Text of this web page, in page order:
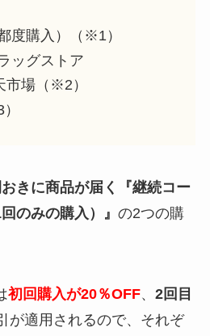
度購入）（※1）
ッグストア
市場（※2）
きに商品が届く『継続コー
のみの購入）』 の2つの購
初回購入が20％OFF、 2回目
が適用されるので、それぞ